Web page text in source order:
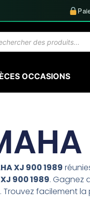
OCCASIONS
XJ 900 1989
900 1989. Gagnez
Trouvez facilement